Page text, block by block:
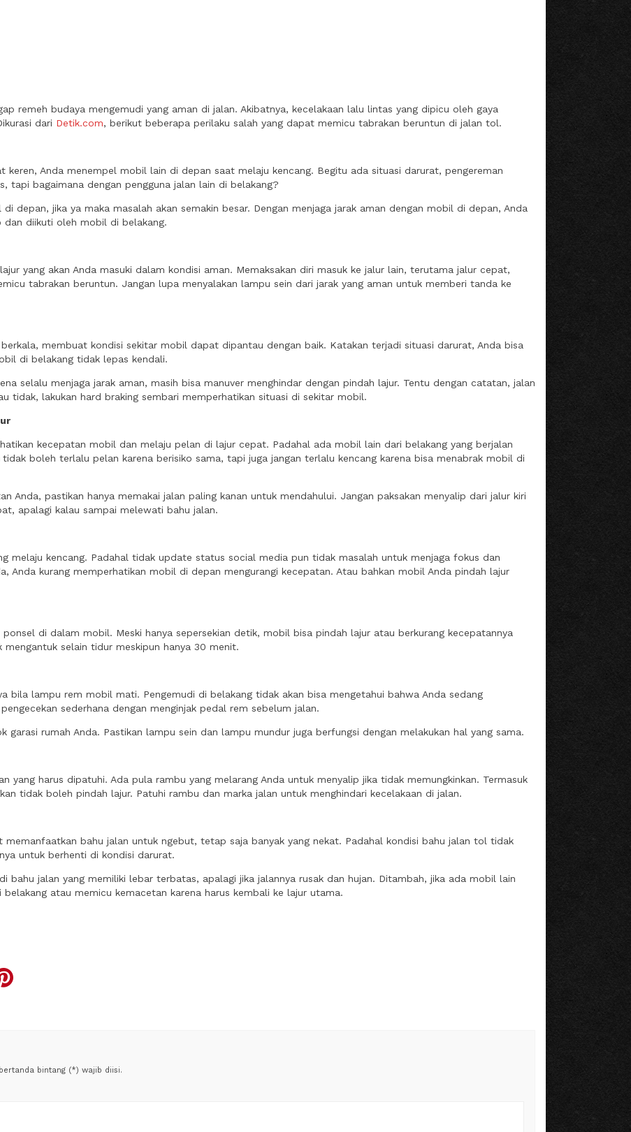
remeh budaya mengemudi yang aman di jalan. Akibatnya, kecelakaan lalu lintas yang dipicu oleh gaya
dari Detik.com, berikut beberapa perilaku salah yang dapat memicu tabrakan beruntun di jalan tol.
keren, Anda menempel mobil lain di depan saat melaju kencang. Begitu ada situasi darurat, pengereman
tapi bagaimana dengan pengguna jalan lain di belakang?
depan, jika ya maka masalah akan semakin besar. Dengan menjaga jarak aman dengan mobil di depan, Anda
dan diikuti oleh mobil di belakang.
yang akan Anda masuki dalam kondisi aman. Memaksakan diri masuk ke jalur lain, terutama jalur cepat,
tabrakan beruntun. Jangan lupa menyalakan lampu sein dari jarak yang aman untuk memberi tanda ke
membuat kondisi sekitar mobil dapat dipantau dengan baik. Katakan terjadi situasi darurat, Anda bisa
di belakang tidak lepas kendali.
selalu menjaga jarak aman, masih bisa manuver menghindar dengan pindah lajur. Tentu dengan catatan, jalan
tidak, lakukan hard braking sembari memperhatikan situasi di sekitar mobil.
kecepatan mobil dan melaju pelan di lajur cepat. Padahal ada mobil lain dari belakang yang berjalan
boleh terlalu pelan karena berisiko sama, tapi juga jangan terlalu kencang karena bisa menabrak mobil di
Anda, pastikan hanya memakai jalan paling kanan untuk mendahului. Jangan paksakan menyalip dari jalur kiri
apalagi kalau sampai melewati bahu jalan.
melaju kencang. Padahal tidak update status social media pun tidak masalah untuk menjaga fokus dan
Anda kurang memperhatikan mobil di depan mengurangi kecepatan. Atau bahkan mobil Anda pindah lajur
di dalam mobil. Meski hanya sepersekian detik, mobil bisa pindah lajur atau berkurang kecepatannya
selain tidur meskipun hanya 30 menit.
bila lampu rem mobil mati. Pengemudi di belakang tidak akan bisa mengetahui bahwa Anda sedang
sederhana dengan menginjak pedal rem sebelum jalan.
rumah Anda. Pastikan lampu sein dan lampu mundur juga berfungsi dengan melakukan hal yang sama.
yang harus dipatuhi. Ada pula rambu yang melarang Anda untuk menyalip jika tidak memungkinkan. Termasuk
tidak boleh pindah lajur. Patuhi rambu dan marka jalan untuk menghindari kecelakaan di jalan.
memanfaatkan bahu jalan untuk ngebut, tetap saja banyak yang nekat. Padahal kondisi bahu jalan tol tidak
untuk berhenti di kondisi darurat.
bahu jalan yang memiliki lebar terbatas, apalagi jika jalannya rusak dan hujan. Ditambah, jika ada mobil lain
atau memicu kemacetan karena harus kembali ke lajur utama.
bintang (*) wajib diisi.